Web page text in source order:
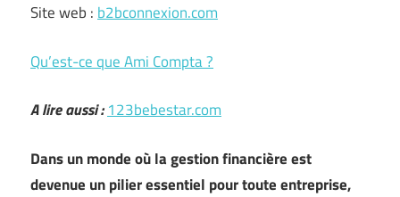
Site web : b2bconnexion.com
Qu’est-ce que Ami Compta ?
A lire aussi : 123bebestar.com
Dans un monde où la gestion financière est
devenue un pilier essentiel pour toute entreprise,